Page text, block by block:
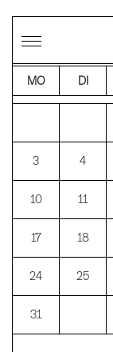
MO DI
3 4
10 11
17 18
24 25
31